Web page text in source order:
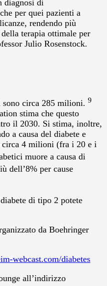
diagnosi di
per quei pazienti a
rendendo più
terapia ottimale per
Julio Rosenstock.
circa 285 milioni. 9
stima che questo
il 2030. Si stima, inoltre,
a causa del diabete e
circa 4 milioni (fra i 20 e i
muore a causa di
dell’8% per cause
di tipo 2 potete
da Boehringer
webcast.com/diabetes
all’indirizzo